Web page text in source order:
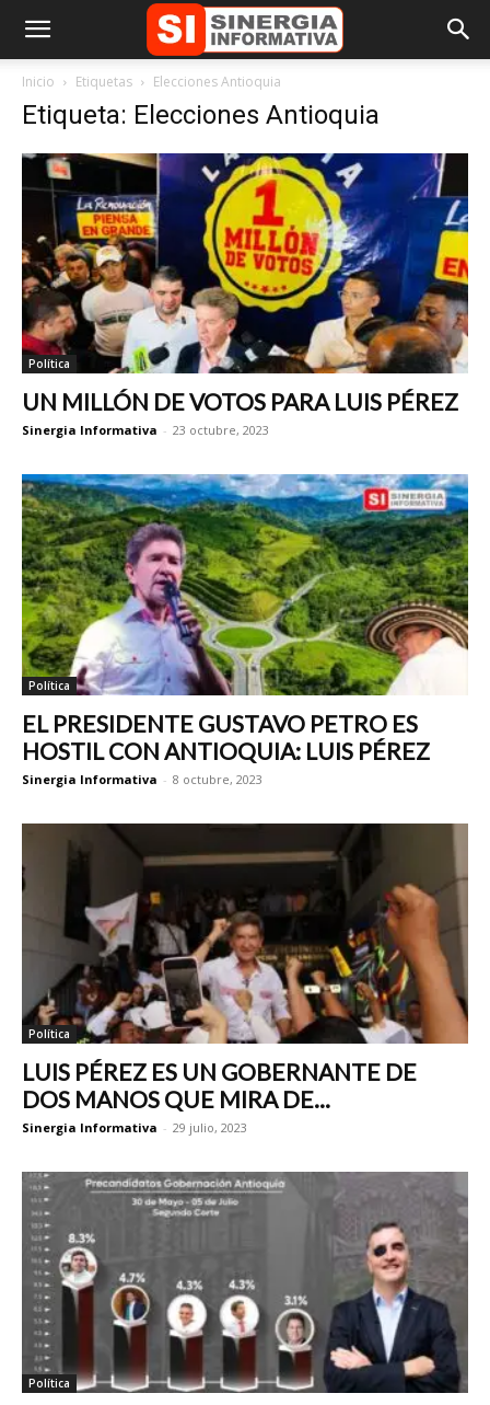
Inicio Etiquetas Elecciones Antioquia
Etiqueta: Elecciones Antioquia
Política
UN MILLÓN DE VOTOS PARA LUIS PÉREZ
Sinergia Informativa - 23 octubre, 2023
Política
EL PRESIDENTE GUSTAVO PETRO ES
HOSTIL CON ANTIOQUIA: LUIS PÉREZ
Sinergia Informativa - 8 octubre, 2023
Política
LUIS PÉREZ ES UN GOBERNANTE DE
DOS MANOS QUE MIRA DE...
Sinergia Informativa - 29 julio, 2023
Política